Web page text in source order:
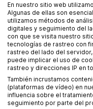
212971392
Kiel HRB 4551 NO
Books on Demand
obligación y no
procedimientos de
un organismo de
Datos
En nuestro sitio web
Algunas de ellas son
utilizamos métodos de
digitales y seguimiento del
con que se visita nuestro
tecnologías de rastreo con
rastreo del lado del
puede implicar el uso de
rastreo y direcciones IP en
También incrustamos
(plataformas de vídeo) en
influencia sobre el
seguimiento por parte del